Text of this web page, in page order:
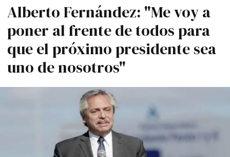
Alberto Fernández: "Me voy a
poner al frente de todos para
que el próximo presidente sea
uno de nosotros"